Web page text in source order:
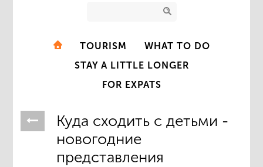
TOURISM
WHAT TO DO
STAY A LITTLE LONGER
FOR EXPATS
Куда сходить с детьми -
новогодние
представления